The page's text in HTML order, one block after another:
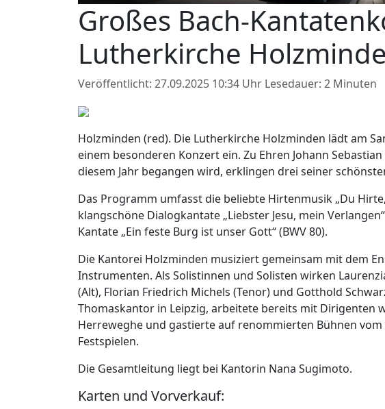
Großes Bach-
Lutherkirche
Veröffentlicht: 27.09.2025 10:34 Uhr Lesedauer: 2 Minuten
Holzminden (red). Die Lutherkirche Holzminden lädt am
einem besonderen Konzert ein. Zu Ehren Johann
diesem Jahr begangen wird, erklingen drei seiner
Das Programm umfasst die beliebte Hirtenmusik „Du
klangschöne Dialogkantate „Liebster Jesu, mein
Kantate „Ein feste Burg ist unser Gott“ (BWV 80).
Die Kantorei Holzminden musiziert gemeinsam mit dem
Instrumenten. Als Solistinnen und Solisten wirken
(Alt), Florian Friedrich Michels (Tenor) und Gotthold
Thomaskantor in Leipzig, arbeitete bereits mit Dirigenten
Herreweghe und gastierte auf renommierten Bühnen
Festspielen.
Die Gesamtleitung liegt bei Kantorin Nana Sugimoto.
Karten und Vorverkauf: